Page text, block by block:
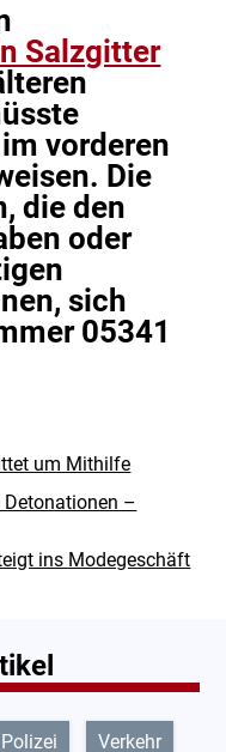
Salzgitter
vorderen
Die
die den
oder
sich
05341
um Mithilfe
Detonationen –
ins Modegeschäft
Polizei Verkehr